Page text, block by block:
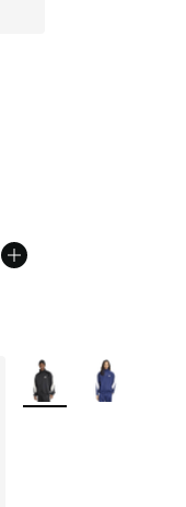
Plus de couleurs